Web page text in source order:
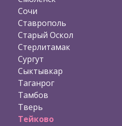
Сочи
Ставрополь
Старый Оскол
Стерлитамак
Сургут
Сыктывкар
Таганрог
Тамбов
Тверь
Тейково